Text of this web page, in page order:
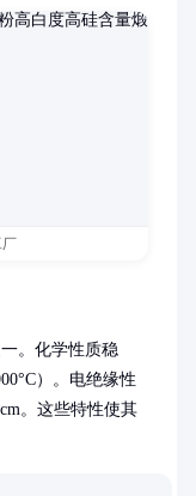
厂
。化学性质稳
）。电绝缘性
。这些特性使其